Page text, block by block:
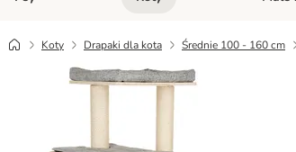
Koty Drapaki dla kota Średnie 100 - 160 cm